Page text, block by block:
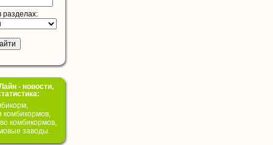
разделах:
- новости,
комбикормов,
комбикормов,
заводы.